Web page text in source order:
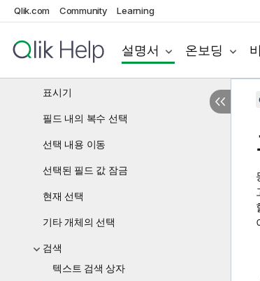
Qlik.com Community Learning
설명서 온보딩
필드 값 선택
색 구성표
선택 스타일
표시기
필드 내의 복수 선택
선택 내용 이동
선택된 필드 값 잠금
현재 선택
기타 개체의 선택
검색
텍스트 검색 상자